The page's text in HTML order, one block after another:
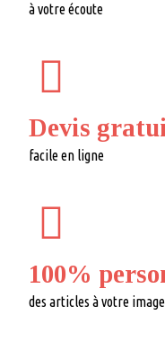
à votre écoute
Devis
facile en ligne
100%
des articles à votre image